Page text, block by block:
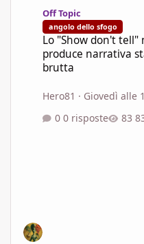
Off Topic
angolo dello sfogo
Lo "Show don't
produce narrativa
brutta
Hero81 · Giovedì alle
0 risposte